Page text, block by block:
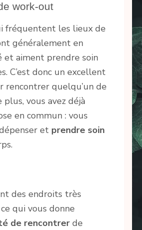
work-out
fréquentent les lieux de
généralement en
et aiment prendre soin
C’est donc un excellent
rencontrer quelqu’un de
plus, vous avez déjà
en commun : vous
et prendre soin
des endroits très
qui vous donne
de rencontrer de